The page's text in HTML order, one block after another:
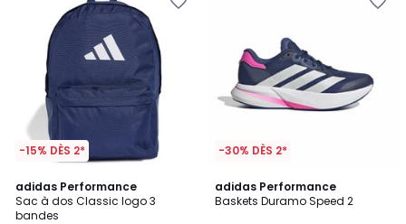
-15% DÈS 2*
adidas Performance
Sac à dos Classic logo 3
bandes
4,9
/ 5
-30% DÈS 2*
adidas Performance
Baskets Duramo Speed 2
4,8
/ 5